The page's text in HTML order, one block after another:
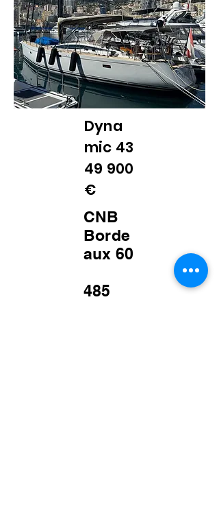
Dyna
mic 43
49 900
€
CNB
Borde
aux 60
485